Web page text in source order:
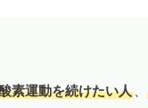
素運動を続けたい人 、